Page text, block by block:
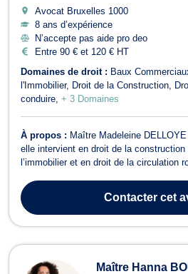
Avocat Bruxelles 1000
8 ans d’expérience
N’accepte pas aide pro deo
Entre 90 € et 120 € HT
Domaines de droit : Baux
l'Immobilier
Droit de la Construction
conduire + 3 Domaines
À propos : Maître Madeleine
elle intervient en droit de la construction
l’immobilier et en droit de la circulation
vous représente pour toutes
au ...
Contactercet
Maître Hanna